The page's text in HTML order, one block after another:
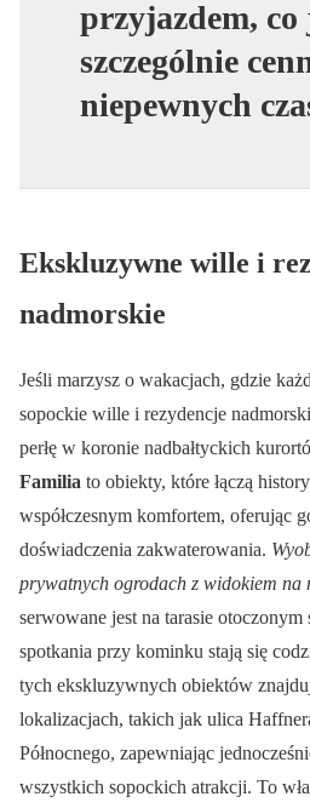
przyjazdem, co
szczególnie
niepewnych
Ekskluzywne wille i
nadmorskie
Jeśli marzysz o wakacjach, gdzie
sopockie wille i rezydencje
perłę w koronie nadbałtyckich
Familia to obiekty, które łączą
współczesnym komfortem, oferując
doświadczenia zakwaterowania.
prywatnych ogrodach z widokiem na
serwowane jest na tarasie
spotkania przy kominku stają się
tych ekskluzywnych obiektów
lokalizacjach, takich jak ulica
Północnego, zapewniając
wszystkich sopockich atrakcji. To